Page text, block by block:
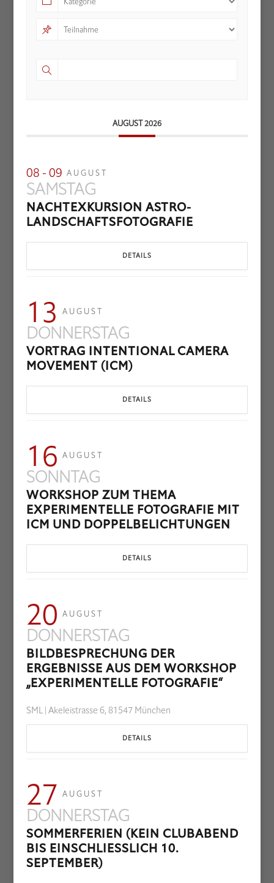
AUGUST 2026
08 - 09 AUGUST
SAMSTAG
NACHTEXKURSION ASTRO-
LANDSCHAFTSFOTOGRAFIE
DETAILS
13 AUGUST
DONNERSTAG
VORTRAG INTENTIONAL CAMERA
MOVEMENT (ICM)
DETAILS
16 AUGUST
SONNTAG
WORKSHOP ZUM THEMA
EXPERIMENTELLE FOTOGRAFIE MIT
ICM UND DOPPELBELICHTUNGEN
DETAILS
20 AUGUST
DONNERSTAG
BILDBESPRECHUNG DER
ERGEBNISSE AUS DEM WORKSHOP
„EXPERIMENTELLE FOTOGRAFIE“
SML | Akeleistrasse 6, 81547 München
DETAILS
27 AUGUST
DONNERSTAG
SOMMERFERIEN (KEIN CLUBABEND
BIS EINSCHLIESSLICH 10. S
EPTEMBER)